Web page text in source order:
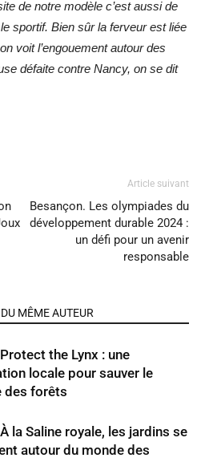
de notre modèle c’est aussi de
sportif. Bien sûr la ferveur est liée
voit l’engouement autour des
défaite contre Nancy, on se dit
Article suivant
Besançon. Les olympiades du
développement durable 2024 :
un défi pour un avenir
responsable
DU MÊME AUTEUR
the Lynx : une
locale pour sauver le
des forêts
la Saline royale, les jardins se
autour du monde des